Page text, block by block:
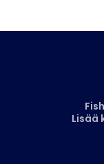
Lisää